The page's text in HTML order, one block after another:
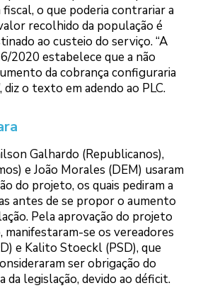
o que poderia contrariar a
recolhido da população é
ao custeio do serviço. “A
2020 estabelece que a não
da cobrança configuraria
diz o texto em adendo ao PLC.
Galhardo (Republicanos),
e João Morales (DEM) usaram
do projeto, os quais pediram a
antes de se propor o aumento
Pela aprovação do projeto
manifestaram-se os vereadores
e Kalito Stoeckl (PSD), que
ser obrigação do
da legislação, devido ao déficit.